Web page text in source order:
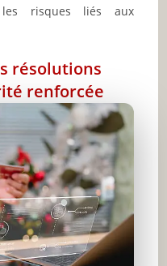
les risques liés aux
résolutions
renforcée